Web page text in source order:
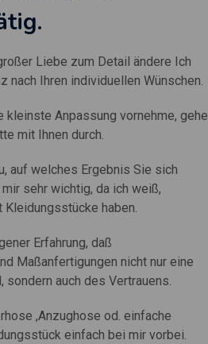
Liebe zum Detail ändere Ich
nach Ihren individuellen Wünschen.
kleinste Anpassung vornehme, gehe
mit Ihnen durch.
auf welches Ergebnis Sie sich
sehr wichtig, da ich weiß,
haben.
Erfahrung, daß
Maßanfertigungen nicht nur eine
sondern auch des Vertrauens.
,Anzughose od. einfache
einfach bei mir vorbei.